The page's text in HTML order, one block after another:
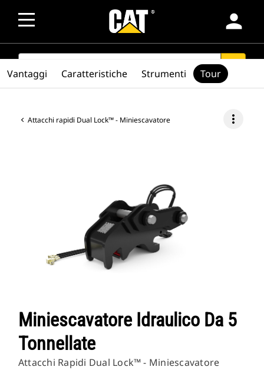
person
SEARCH search
Attacchi rapidi Dual Lock™ - Miniescavatore more_vert
Miniescavatore Idraulico Da 5
Tonnellate
Attacchi Rapidi Dual Lock™ - Miniescavatore
Vantaggi Caratteristiche Strumenti Tour